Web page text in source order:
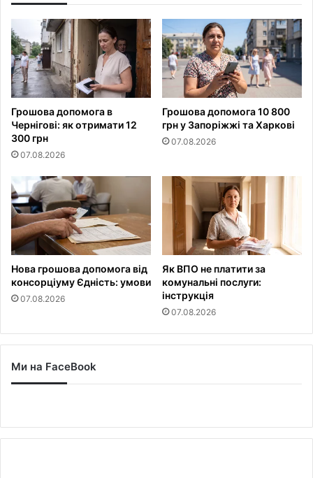
Грошова допомога в
Чернігові: як отримати 12
300 грн
07.08.2026
Грошова допомога 10 800
грн у Запоріжжі та Харкові
07.08.2026
Нова грошова допомога від
консорціуму Єдність: умови
07.08.2026
Як ВПО не платити за
комунальні послуги:
інструкція
07.08.2026
Ми на FaceBook